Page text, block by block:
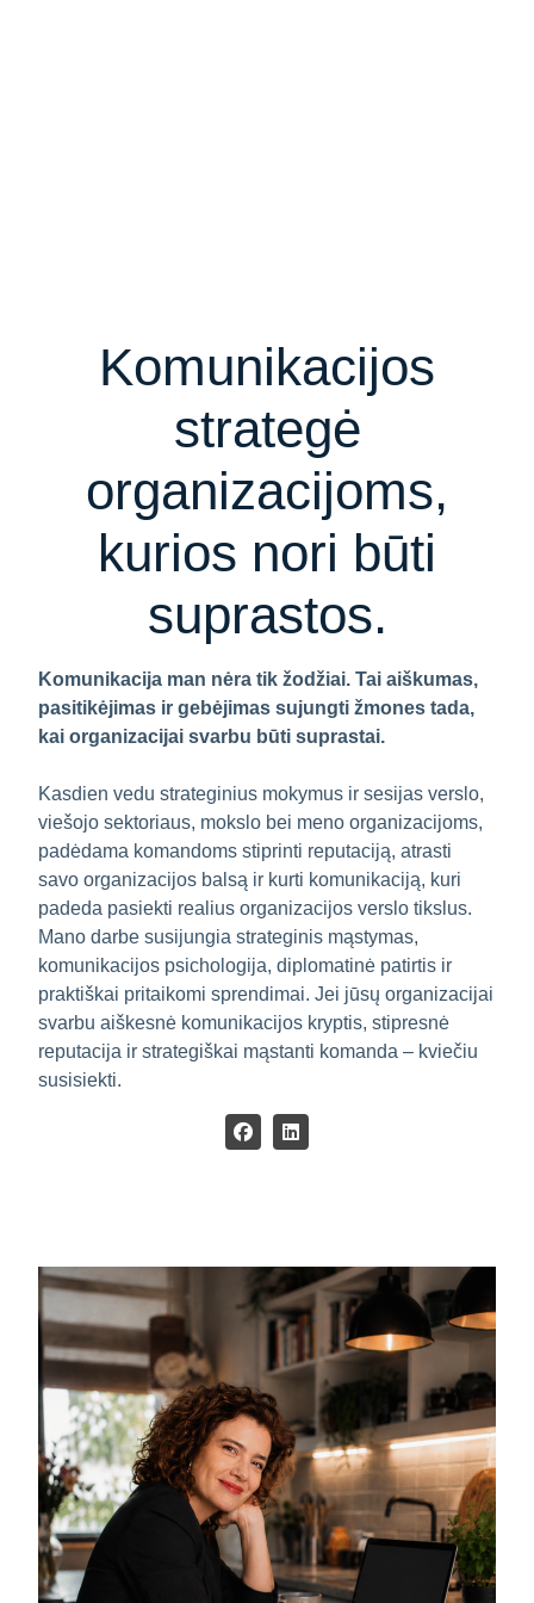
Komunikacijos
strategė
organizacijoms,
kurios nori būti
suprastos.
Komunikacija man nėra tik žodžiai. Tai aiškumas,
pasitikėjimas ir gebėjimas sujungti žmones tada,
kai organizacijai svarbu būti suprastai.
Kasdien vedu strateginius mokymus ir sesijas verslo,
viešojo sektoriaus, mokslo bei meno organizacijoms,
padėdama komandoms stiprinti reputaciją, atrasti
savo organizacijos balsą ir kurti komunikaciją, kuri
padeda pasiekti realius organizacijos verslo tikslus.
Mano darbe susijungia strateginis mąstymas,
komunikacijos psichologija, diplomatinė patirtis ir
praktiškai pritaikomi sprendimai. Jei jūsų organizacijai
svarbu aiškesnė komunikacijos kryptis, stipresnė
reputacija ir strategiškai mąstanti komanda – kviečiu
susisiekti.